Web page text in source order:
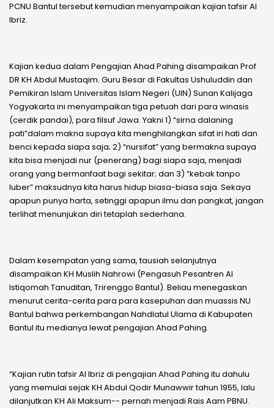
PCNU Bantul tersebut kemudian menyampaikan kajian tafsir Al
Ibriz.
Kajian kedua dalam Pengajian Ahad Pahing disampaikan Prof
DR KH Abdul Mustaqim. Guru Besar di Fakultas Ushuluddin dan
Pemikiran Islam Universitas Islam Negeri (UIN) Sunan Kalijaga
Yogyakarta ini menyampaikan tiga petuah dari para winasis
(cerdik pandai), para filsuf Jawa. Yakni 1) “sirna dalaning
pati”dalam makna supaya kita menghilangkan sifat iri hati dan
benci kepada siapa saja; 2) “nursifat” yang bermakna supaya
kita bisa menjadi nur (penerang) bagi siapa saja, menjadi
orang yang bermanfaat bagi sekitar; dan 3) “kebak tanpo
luber” maksudnya kita harus hidup biasa-biasa saja. Sekaya
apapun punya harta, setinggi apapun ilmu dan pangkat, jangan
terlihat menunjukan diri tetaplah sederhana.
Dalam kesempatan yang sama, tausiah selanjutnya
disampaikan KH Muslih Nahrowi (Pengasuh Pesantren Al
Istiqomah Tanuditan, Trirenggo Bantul). Beliau menegaskan
menurut cerita-cerita para para kasepuhan dan muassis NU
Bantul bahwa perkembangan Nahdlatul Ulama di Kabupaten
Bantul itu medianya lewat pengajian Ahad Pahing.
“Kajian rutin tafsir Al Ibriz di pengajian Ahad Pahing itu dahulu
yang memulai sejak KH Abdul Qodir Munawwir tahun 1955, lalu
dilanjutkan KH Ali Maksum-- pernah menjadi Rais Aam PBNU.